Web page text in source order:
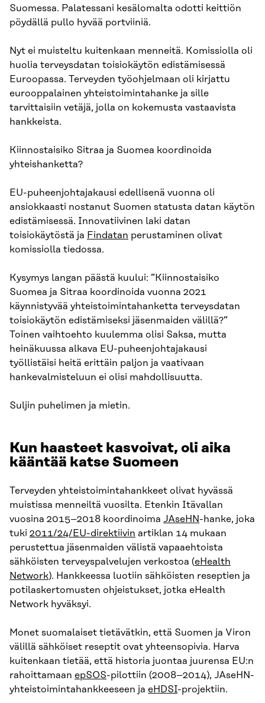
Suomessa. Palatessani kesälomalta odotti keittiön
pöydällä pullo hyvää portviiniä.
Nyt ei muisteltu kuitenkaan menneitä. Komissiolla oli
huolia terveysdatan toisiokäytön edistämisessä
Euroopassa. Terveyden työohjelmaan oli kirjattu
eurooppalainen yhteistoimintahanke ja sille
tarvittaisiin vetäjä, jolla on kokemusta vastaavista
hankkeista.
Kiinnostaisiko Sitraa ja Suomea koordinoida
yhteishanketta?
EU-puheenjohtajakausi edellisenä vuonna oli
ansiokkaasti nostanut Suomen statusta datan käytön
edistämisessä. Innovatiivinen laki datan
toisiokäytöstä ja Findatan perustaminen olivat
komissiolla tiedossa.
Kysymys langan päästä kuului: ”Kiinnostaisiko
Suomea ja Sitraa koordinoida vuonna 2021
käynnistyvää yhteistoimintahanketta terveysdatan
toisiokäytön edistämiseksi jäsenmaiden välillä?”
Toinen vaihtoehto kuulemma olisi Saksa, mutta
heinäkuussa alkava EU-puheenjohtajakausi
työllistäisi heitä erittäin paljon ja vaativaan
hankevalmisteluun ei olisi mahdollisuutta.
Suljin puhelimen ja mietin.
Kun haasteet kasvoivat, oli aika
kääntää katse Suomeen
Terveyden yhteistoimintahankkeet olivat hyvässä
muistissa menneiltä vuosilta. Etenkin Itävallan
vuosina 2015–2018 koordinoima JAseHN-hanke, joka
tuki 2011/24/EU-direktiivin artiklan 14 mukaan
perustettua jäsenmaiden välistä vapaaehtoista
sähköisten terveyspalvelujen verkostoa (eHealth
Network). Hankkeessa luotiin sähköisten reseptien ja
potilaskertomusten ohjeistukset, jotka eHealth
Network hyväksyi.
Monet suomalaiset tietävätkin, että Suomen ja Viron
välillä sähköiset reseptit ovat yhteensopivia. Harva
kuitenkaan tietää, että historia juontaa juurensa EU:n
rahoittamaan epSOS-pilottiin (2008–2014), JAseHN-
yhteistoimintahankkeeseen ja eHDSI-projektiin.